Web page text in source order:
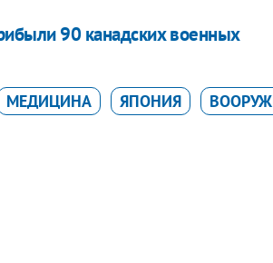
90 канадских военных
МЕДИЦИНА ЯПОНИЯ